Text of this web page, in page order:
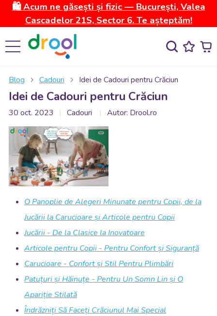
🛍️ Acum ne găsești și fizic — București, Valea
Cascadelor 21S, Sector 6. Te așteptăm!
Blog Cadouri Idei de Cadouri pentru Crăciun
Idei de Cadouri pentru Crăciun
30 oct. 2023 Cadouri Autor: Drool.ro
O Panoplie de Alegeri Minunate pentru Copii, de la
Jucării la Carucioare și Articole pentru Copii
Jucării - De la Clasice la Inovatoare
Articole pentru Copii - Pentru Confort și Siguranță
Carucioare - Confort și Stil Pentru Plimbări
Patuțuri și Hăinuțe - Pentru Un Somn Lin și O
Apariție Stilată
Îndrăzniți Să Faceți Crăciunul Mai Special